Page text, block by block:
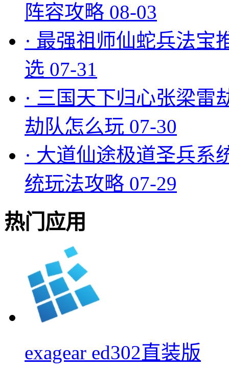
阵容攻略 08-03
· 最强祖师仙蛇兵法宝
选 07-31
· 三国天下归心张梁雷
劫队怎么玩 07-30
· 大道仙途极道圣兵系
统玩法攻略 07-29
热门应用
exagear ed302直装版